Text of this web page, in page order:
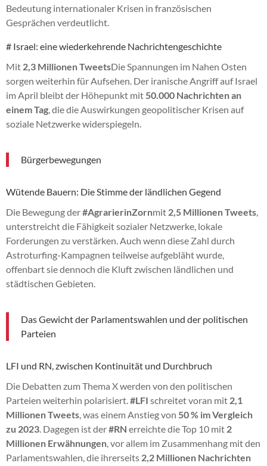
Bedeutung internationaler Krisen in französischen
Gesprächen verdeutlicht.
# Israel: eine wiederkehrende Nachrichtengeschichte
Mit 2,3 Millionen TweetsDie Spannungen im Nahen Osten
sorgen weiterhin für Aufsehen. Der iranische Angriff auf Israel
im April bleibt der Höhepunkt mit 50.000 Nachrichten an
einem Tag , die die Auswirkungen geopolitischer Krisen auf
soziale Netzwerke widerspiegeln.
Bürgerbewegungen
Wütende Bauern: Die Stimme der ländlichen Gegend
Die Bewegung der#AgrarierinZornmit 2,5 Millionen Tweets
unterstreicht die Fähigkeit sozialer Netzwerke, lokale
Forderungen zu verstärken. Auch wenn diese Zahl durch
Astroturfing-Kampagnen teilweise aufgebläht wurde,
offenbart sie dennoch die Kluft zwischen ländlichen und
städtischen Gebieten.
Das Gewicht der Parlamentswahlen und der politischen
Parteien
LFI und RN, zwischen Kontinuität und Durchbruch
Die Debatten zum Thema X werden von den politischen
Parteien weiterhin polarisiert. #LFI schreitet voran mit 2,1
Millionen Tweets , was einem Anstieg von 50 % im Vergleich
zu 2023 . Dagegen ist der#RN erreichte die Top 10 mit 2
Millionen Erwähnungen , vor allem im Zusammenhang mit den
Parlamentswahlen, die ihrerseits 2,2 Millionen Nachrichten